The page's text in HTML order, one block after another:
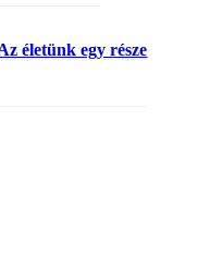
életünk egy része